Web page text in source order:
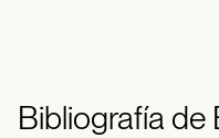
Bibliografía de